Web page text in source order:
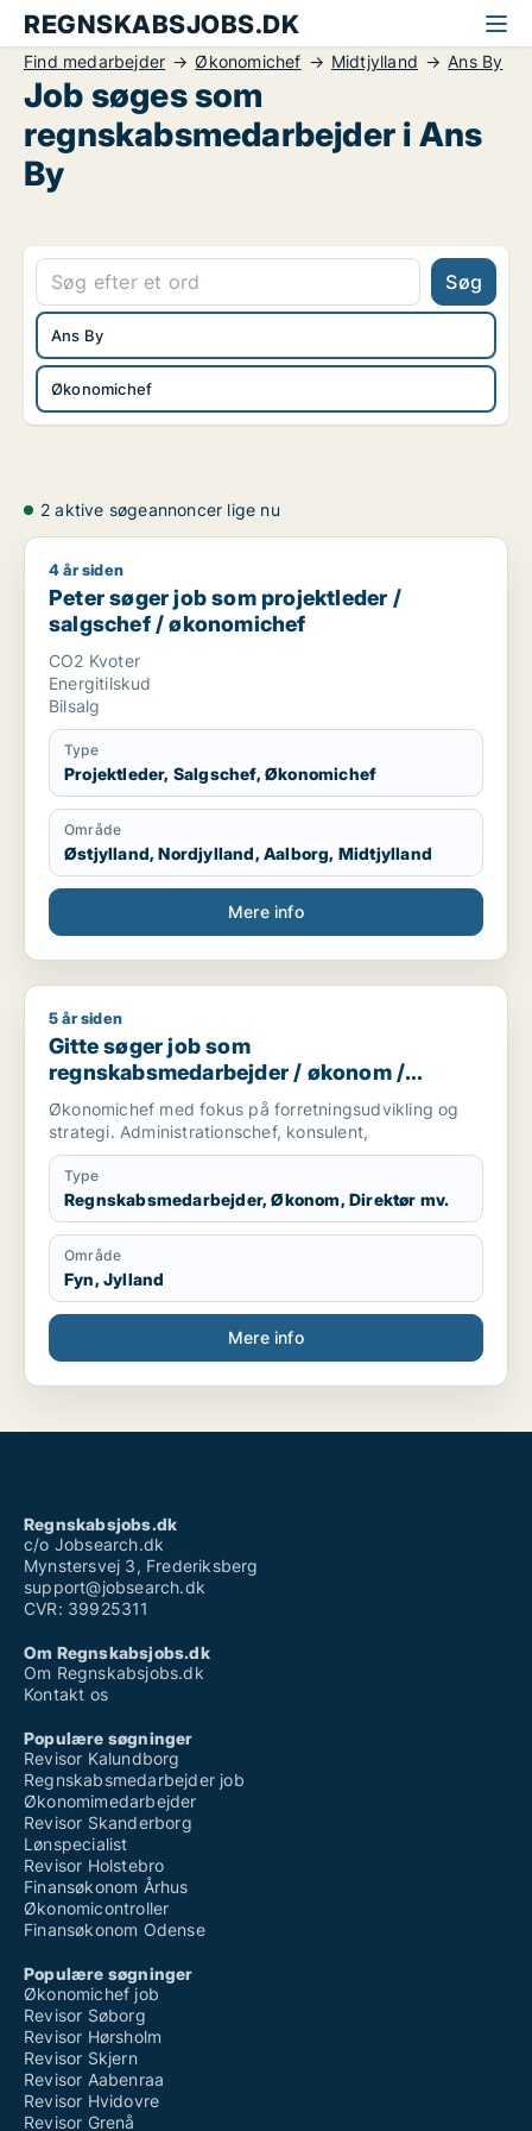
REGNSKABSJOBS.DK
Find medarbejder Økonomichef Midtjylland Ans By
Job søges som
regnskabsmedarbejder i Ans
By
Søg
Økonomichef
Ans By
2 aktive søgeannoncer lige nu
Peter søger job som projektleder / salgschef / økonomichef
4 år siden
Peter søger job som projektleder /
salgschef / økonomichef
CO2 Kvoter
Energitilskud
Bilsalg
Type
Projektleder, Salgschef, Økonomichef
Område
Østjylland, Nordjylland, Aalborg, Midtjylland
Mere info
Gitte søger job som regnskabsmedarbejder / økonom /
5 år siden
Gitte søger job som
regnskabsmedarbejder / økonom /
direktør / hr-chef / lønspecialist
Økonomichef med fokus på forretningsudvikling og
strategi. Administrationschef, konsulent,
Type
Regnskabsmedarbejder, Økonom, Direktør mv.
Område
Fyn, Jylland
Mere info
Regnskabsjobs.dk
c/o Jobsearch.dk
Mynstersvej 3, Frederiksberg
support@jobsearch.dk
CVR: 39925311
Om Regnskabsjobs.dk
Om Regnskabsjobs.dk
Kontakt os
Populære søgninger
Revisor Kalundborg
Regnskabsmedarbejder job
Økonomimedarbejder
Revisor Skanderborg
Lønspecialist
Revisor Holstebro
Finansøkonom Århus
Økonomicontroller
Finansøkonom Odense
Populære søgninger
Økonomichef job
Revisor Søborg
Revisor Hørsholm
Revisor Skjern
Revisor Aabenraa
Revisor Hvidovre
Revisor Grenå